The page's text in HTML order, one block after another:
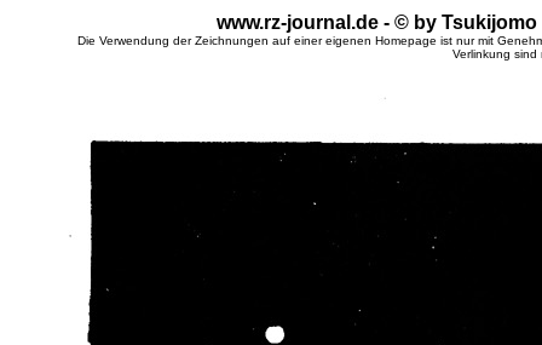
www.rz-journal.de - © by
Die Verwendung der Zeichnungen auf einer eigenen Homepage ist nur mit
Verlinkung sind